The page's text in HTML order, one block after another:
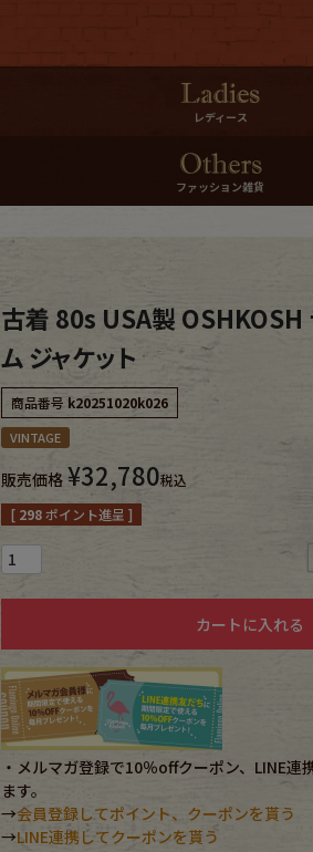
レディース
ファッション雑貨
古着 80s USA製 OSHKOSH
ム ジャケット
商品番号 k20251020k026
VINTAGE
販売価格 ¥32,780税込
[ 298ポイント進呈 ]
カートに入れる
・メルマガ登録で10％offクーポン、LINE連
ます。
→会員登録してポイント、クーポンを貰う
→LINE連携してクーポンを貰う